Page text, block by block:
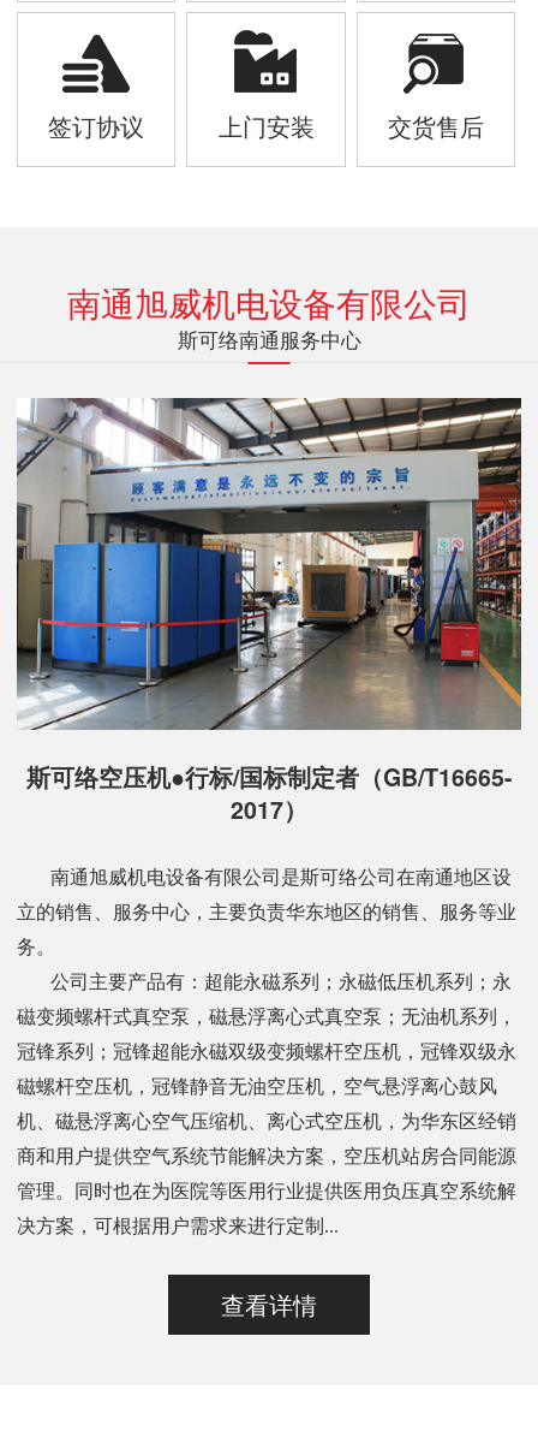
签订协议 上门安装 交货售后
南通旭威机电设备有限公司
斯可络南通服务中心
斯可络空压机●行标/国标制定者（GB/T16665-
2017）
南通旭威机电设备有限公司是斯可络公司在南通地区设
立的销售、服务中心，主要负责华东地区的销售、服务等业
务。
公司主要产品有：超能永磁系列；永磁低压机系列；永
磁变频螺杆式真空泵，磁悬浮离心式真空泵；无油机系列，
冠锋系列；冠锋超能永磁双级变频螺杆空压机，冠锋双级永
磁螺杆空压机，冠锋静音无油空压机，空气悬浮离心鼓风
机、磁悬浮离心空气压缩机、离心式空压机，为华东区经销
商和用户提供空气系统节能解决方案，空压机站房合同能源
管理。同时也在为医院等医用行业提供医用负压真空系统解
决方案，可根据用户需求来进行定制...
查看详情